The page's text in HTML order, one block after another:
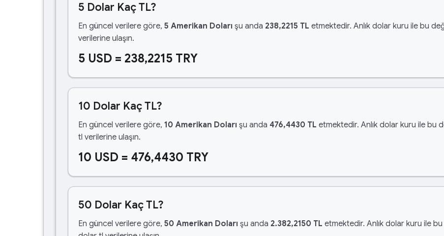
5 Dolar Kaç TL?
En güncel verilere göre, 5 Amerikan Doları şu anda 238,2215 TL etmektedir. Anlık dolar kuru ile bu
verilerine ulaşın.
5 USD = 238,2215 TRY
10 Dolar Kaç TL?
En güncel verilere göre, 10 Amerikan Doları şu anda 476,4430 TL etmektedir. Anlık dolar kuru ile bu
tl verilerine ulaşın.
10 USD = 476,4430 TRY
50 Dolar Kaç TL?
En güncel verilere göre, 50 Amerikan Doları şu anda 2.382,2150 TL etmektedir. Anlık dolar kuru ile bu